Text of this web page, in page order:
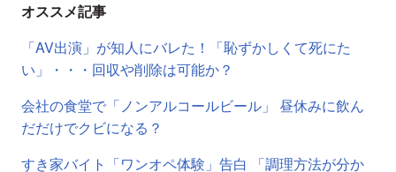
オススメ記事
「AV出演」が知人にバレた！「恥ずかしくて死にた
い」・・・回収や削除は可能か？
会社の食堂で「ノンアルコールビール」 昼休みに飲ん
だだけでクビになる？
すき家バイト「ワンオペ体験」告白 「調理方法が分か